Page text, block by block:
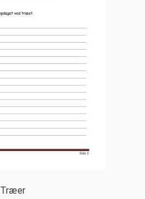
Træer